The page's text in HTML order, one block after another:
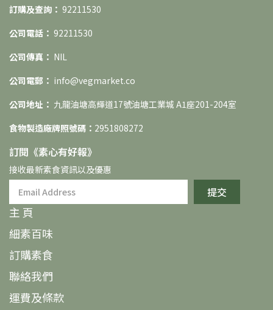
參與了家業，了解素食的製作過程，以及聆聽客人的喜
好。在學習和客人交流過程中，一個想法從他心裡面悄然
中了解到客人需要更多「齋」以外的素食選擇，所以他不
僅想生產傳統「齋」，而希望創造出創新多樣的素食，吸
非素食者對純素美食。 拓展素食業王國創辦人開始研究素
食市場趨勢，以及消費者的興趣和口味。他發現，現代人
求已經有了新的標籤——健康、環保、無添加、多樣化。
而素食不僅是種飲食選擇，更是種生活態度，以及價值
觀。現時，創辦人帶領着百味素團隊不斷研發創新產品，
務求為顧客帶來各種新鮮感及滿足感。除努力經營素食業
務貿易、零售及批發外，近年他亦積極拓展VEG
MARKET@百味素 —— 素食到會服務，以開拓香港日趨成
熟的素食市場，及進一步宣揚素食文化。未來，百味素將
業中繼續創新，不斷推陳出新，為消費者提供更多選擇。
訂購及查詢： 92211530
公司電話： 92211530
公司傳真： NIL
公司電郵： info@vegmarket.co
公司地址： 九龍油塘高輝道17號油塘工業城 A1座201-204室
食物製造廠牌照號碼： 2951808272
訂閱《素⼼有好報》
接收最新素食資訊以及優惠
提交
主 頁
細素百味
訂購素食
聯絡我們
運費及條款